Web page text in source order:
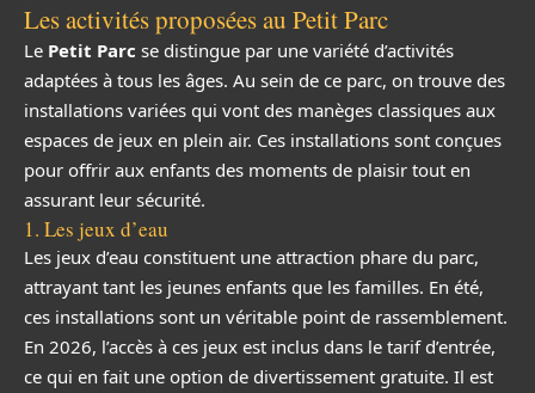
Les activités proposées au Petit Parc
Le Petit Parc se distingue par une variété d’activités
adaptées à tous les âges. Au sein de ce parc, on trouve des
installations variées qui vont des manèges classiques aux
espaces de jeux en plein air. Ces installations sont conçues
pour offrir aux enfants des moments de plaisir tout en
assurant leur sécurité.
1. Les jeux d’eau
Les jeux d’eau constituent une attraction phare du parc,
attrayant tant les jeunes enfants que les familles. En été,
ces installations sont un véritable point de rassemblement.
En 2026, l’accès à ces jeux est inclus dans le tarif d’entrée,
ce qui en fait une option de divertissement gratuite. Il est